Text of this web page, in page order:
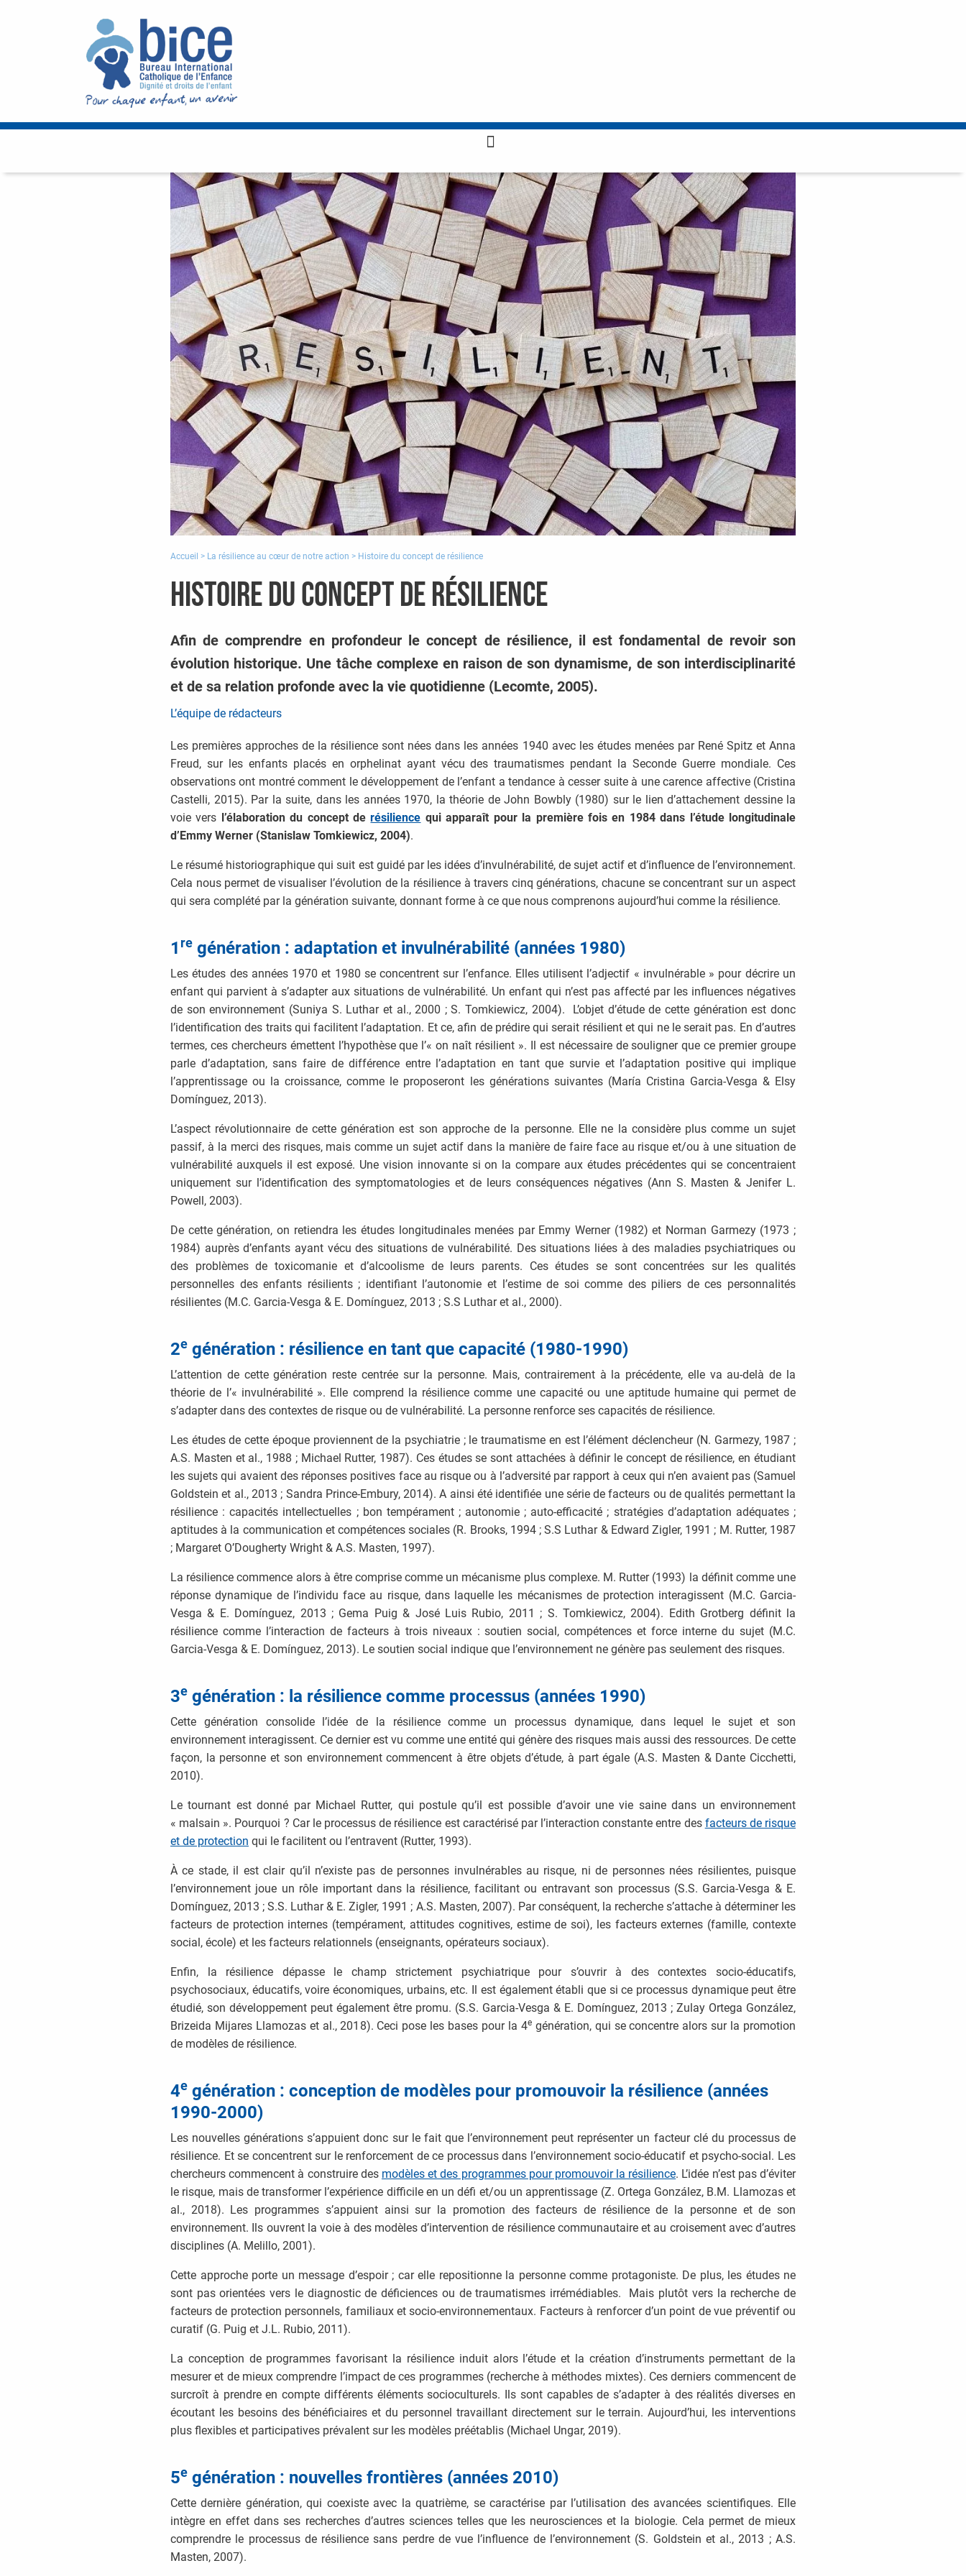
Accueil > La résilience au cœur de notre action > Histoire du concept de résilience
Histoire du concept de résilience
Afin de comprendre en profondeur le concept de résilience, il est fondamental de revoir son
évolution historique. Une tâche complexe en raison de son dynamisme, de son interdisciplinarité
et de sa relation profonde avec la vie quotidienne (Lecomte, 2005).
L’équipe de rédacteurs
Les premières approches de la résilience sont nées dans les années 1940 avec les études menées par René Spitz et Anna
Freud, sur les enfants placés en orphelinat ayant vécu des traumatismes pendant la Seconde Guerre mondiale. Ces
observations ont montré comment le développement de l’enfant a tendance à cesser suite à une carence affective (Cristina
Castelli, 2015). Par la suite, dans les années 1970, la théorie de John Bowbly (1980) sur le lien d’attachement dessine la
voie vers l’élaboration du concept derésilience qui apparaît pour la première fois en 1984 dans l’étude longitudinale
d’Emmy Werner (Stanislaw Tomkiewicz, 2004).
Le résumé historiographique qui suit est guidé par les idées d’invulnérabilité, de sujet actif et d’influence de l’environnement.
Cela nous permet de visualiser l’évolution de la résilience à travers cinq générations, chacune se concentrant sur un aspect
qui sera complété par la génération suivante, donnant forme à ce que nous comprenons aujourd’hui comme la résilience.
1 re génération : adaptation et invulnérabilité (années 1980)
Les études des années 1970 et 1980 se concentrent sur l’enfance. Elles utilisent l’adjectif « invulnérable » pour décrire un
enfant qui parvient à s’adapter aux situations de vulnérabilité. Un enfant qui n’est pas affecté par les influences négatives
de son environnement (Suniya S. Luthar et al., 2000 ; S. Tomkiewicz, 2004). L’objet d’étude de cette génération est donc
l’identification des traits qui facilitent l’adaptation. Et ce, afin de prédire qui serait résilient et qui ne le serait pas. En d’autres
termes, ces chercheurs émettent l’hypothèse que l’« on naît résilient ». Il est nécessaire de souligner que ce premier groupe
parle d’adaptation, sans faire de différence entre l’adaptation en tant que survie et l’adaptation positive qui implique
l’apprentissage ou la croissance, comme le proposeront les générations suivantes (María Cristina Garcia-Vesga & Elsy
Domínguez, 2013).
L’aspect révolutionnaire de cette génération est son approche de la personne. Elle ne la considère plus comme un sujet
passif, à la merci des risques, mais comme un sujet actif dans la manière de faire face au risque et/ou à une situation de
vulnérabilité auxquels il est exposé. Une vision innovante si on la compare aux études précédentes qui se concentraient
uniquement sur l’identification des symptomatologies et de leurs conséquences négatives (Ann S. Masten & Jenifer L.
Powell, 2003).
De cette génération, on retiendra les études longitudinales menées par Emmy Werner (1982) et Norman Garmezy (1973 ;
1984) auprès d’enfants ayant vécu des situations de vulnérabilité. Des situations liées à des maladies psychiatriques ou
des problèmes de toxicomanie et d’alcoolisme de leurs parents. Ces études se sont concentrées sur les qualités
personnelles des enfants résilients ; identifiant l’autonomie et l’estime de soi comme des piliers de ces personnalités
résilientes (M.C. Garcia-Vesga & E. Domínguez, 2013 ; S.S Luthar et al., 2000).
2e génération : résilience en tant que capacité (1980-1990)
L’attention de cette génération reste centrée sur la personne. Mais, contrairement à la précédente, elle va au-delà de la
théorie de l’« invulnérabilité ». Elle comprend la résilience comme une capacité ou une aptitude humaine qui permet de
s’adapter dans des contextes de risque ou de vulnérabilité. La personne renforce ses capacités de résilience.
Les études de cette époque proviennent de la psychiatrie ; le traumatisme en est l’élément déclencheur (N. Garmezy, 1987 ;
A.S. Masten et al., 1988 ; Michael Rutter, 1987). Ces études se sont attachées à définir le concept de résilience, en étudiant
les sujets qui avaient des réponses positives face au risque ou à l’adversité par rapport à ceux qui n’en avaient pas (Samuel
Goldstein et al., 2013 ; Sandra Prince-Embury, 2014). A ainsi été identifiée une série de facteurs ou de qualités permettant la
résilience : capacités intellectuelles ; bon tempérament ; autonomie ; auto-efficacité ; stratégies d’adaptation adéquates ;
aptitudes à la communication et compétences sociales (R. Brooks, 1994 ; S.S Luthar & Edward Zigler, 1991 ; M. Rutter, 1987
; Margaret O’Dougherty Wright & A.S. Masten, 1997).
La résilience commence alors à être comprise comme un mécanisme plus complexe. M. Rutter (1993) la définit comme une
réponse dynamique de l’individu face au risque, dans laquelle les mécanismes de protection interagissent (M.C. Garcia-
Vesga & E. Domínguez, 2013 ; Gema Puig & José Luis Rubio, 2011 ; S. Tomkiewicz, 2004). Edith Grotberg définit la
résilience comme l’interaction de facteurs à trois niveaux : soutien social, compétences et force interne du sujet (M.C.
Garcia-Vesga & E. Domínguez, 2013). Le soutien social indique que l’environnement ne génère pas seulement des risques.
3e génération : la résilience comme processus (années 1990)
Cette génération consolide l’idée de la résilience comme un processus dynamique, dans lequel le sujet et son
environnement interagissent. Ce dernier est vu comme une entité qui génère des risques mais aussi des ressources. De cette
façon, la personne et son environnement commencent à être objets d’étude, à part égale (A.S. Masten & Dante Cicchetti,
2010).
Le tournant est donné par Michael Rutter, qui postule qu’il est possible d’avoir une vie saine dans un environnement
« malsain ». Pourquoi ? Car le processus de résilience est caractérisé par l’interaction constante entre des facteurs de risque
et de protection qui le facilitent ou l’entravent (Rutter, 1993).
À ce stade, il est clair qu’il n’existe pas de personnes invulnérables au risque, ni de personnes nées résilientes, puisque
l’environnement joue un rôle important dans la résilience, facilitant ou entravant son processus (S.S. Garcia-Vesga & E.
Domínguez, 2013 ; S.S. Luthar & E. Zigler, 1991 ; A.S. Masten, 2007). Par conséquent, la recherche s’attache à déterminer les
facteurs de protection internes (tempérament, attitudes cognitives, estime de soi), les facteurs externes (famille, contexte
social, école) et les facteurs relationnels (enseignants, opérateurs sociaux).
Enfin, la résilience dépasse le champ strictement psychiatrique pour s’ouvrir à des contextes socio-éducatifs,
psychosociaux, éducatifs, voire économiques, urbains, etc. Il est également établi que si ce processus dynamique peut être
étudié, son développement peut également être promu. (S.S. Garcia-Vesga & E. Domínguez, 2013 ; Zulay Ortega González,
Brizeida Mijares Llamozas et al., 2018). Ceci pose les bases pour la 4egénération, qui se concentre alors sur la promotion
de modèles de résilience.
4e génération : conception de modèles pour promouvoir la résilience (années
1990-2000)
Les nouvelles générations s’appuient donc sur le fait que l’environnement peut représenter un facteur clé du processus de
résilience. Et se concentrent sur le renforcement de ce processus dans l’environnement socio-éducatif et psycho-social. Les
chercheurs commencent à construire des modèles et des programmes pour promouvoir la résilience. L’idée n’est pas d’éviter
le risque, mais de transformer l’expérience difficile en un défi et/ou un apprentissage (Z. Ortega González, B.M. Llamozas et
al., 2018). Les programmes s’appuient ainsi sur la promotion des facteurs de résilience de la personne et de son
environnement. Ils ouvrent la voie à des modèles d’intervention de résilience communautaire et au croisement avec d’autres
disciplines (A. Melillo, 2001).
Cette approche porte un message d’espoir ; car elle repositionne la personne comme protagoniste. De plus, les études ne
sont pas orientées vers le diagnostic de déficiences ou de traumatismes irrémédiables. Mais plutôt vers la recherche de
facteurs de protection personnels, familiaux et socio-environnementaux. Facteurs à renforcer d’un point de vue préventif ou
curatif (G. Puig et J.L. Rubio, 2011).
La conception de programmes favorisant la résilience induit alors l’étude et la création d’instruments permettant de la
mesurer et de mieux comprendre l’impact de ces programmes (recherche à méthodes mixtes). Ces derniers commencent de
surcroît à prendre en compte différents éléments socioculturels. Ils sont capables de s’adapter à des réalités diverses en
écoutant les besoins des bénéficiaires et du personnel travaillant directement sur le terrain. Aujourd’hui, les interventions
plus flexibles et participatives prévalent sur les modèles préétablis (Michael Ungar, 2019).
5e génération : nouvelles frontières (années 2010)
Cette dernière génération, qui coexiste avec la quatrième, se caractérise par l’utilisation des avancées scientifiques. Elle
intègre en effet dans ses recherches d’autres sciences telles que les neurosciences et la biologie. Cela permet de mieux
comprendre le processus de résilience sans perdre de vue l’influence de l’environnement (S. Goldstein et al., 2013 ; A.S.
Masten, 2007).